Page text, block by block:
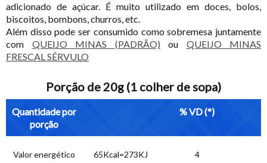
adicionado de açúcar. É muito utilizado em doces, bolos,
biscoitos, bombons, churros, etc.
Além disso pode ser consumido como sobremesa juntamente
com QUEIJO MINAS (PADRÃO) ou QUEIJO MINAS
FRESCAL SÉRVULO
Porção de 20g (1 colher de sopa)
Quantidade por
porção
% VD (*)
Valor energético 65Kcal=273KJ 4